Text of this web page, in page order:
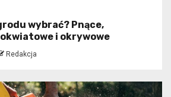
wybrać? Pnące,
i okrywowe
Redakcja